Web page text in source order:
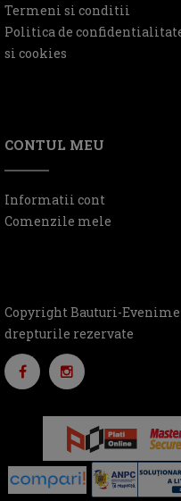
Termeni si conditii
Politica de
si cookies
CONTUL MEU
Informatii cont
Comenzile mele
Copyright Bauturi-
drepturile rezervate